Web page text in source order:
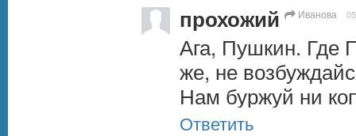
прохожий Иванова
Ага, Пушкин. Где
же, не
Нам буржуй ни
Ответить